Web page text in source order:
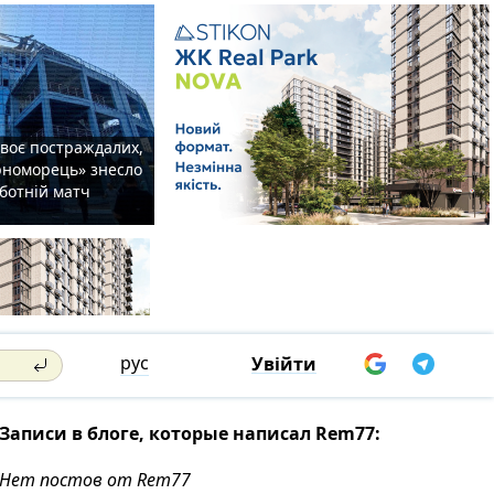
постраждалих,
знесло
матч
рус Увійти
Записи в блоге, которые написал Rem77:
Нет постов от Rem77